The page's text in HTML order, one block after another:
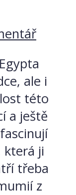
ale i
této
a ještě
která ji
třeba
z